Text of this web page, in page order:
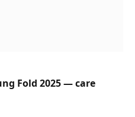
Fold 2025 — care